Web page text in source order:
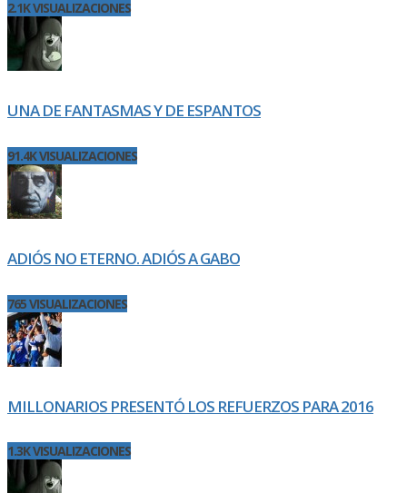
2.1K VISUALIZACIONES
UNA DE FANTASMAS Y DE ESPANTOS
91.4K VISUALIZACIONES
ADIÓS NO ETERNO. ADIÓS A GABO
765 VISUALIZACIONES
MILLONARIOS PRESENTÓ LOS REFUERZOS PARA 2016
1.3K VISUALIZACIONES